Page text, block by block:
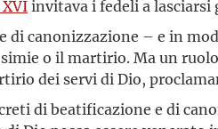
invitava i fedeli a
di canonizzazione – e in
o il martirio. Ma un
dei servi di Dio,
di beatificazione e di